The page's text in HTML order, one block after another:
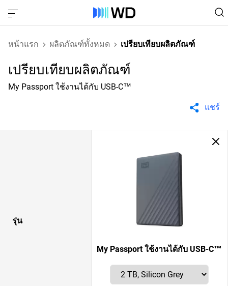
หน้าแรก ผลิตภัณฑ์ทั้งหมด เปรียบเทียบผลิตภัณฑ์
เปรียบเทียบผลิตภัณฑ์
My Passport ใช้งานได้กับ USB-C™
แชร์
รุ่น
My Passport ใช้งานได้กับ USB-C™